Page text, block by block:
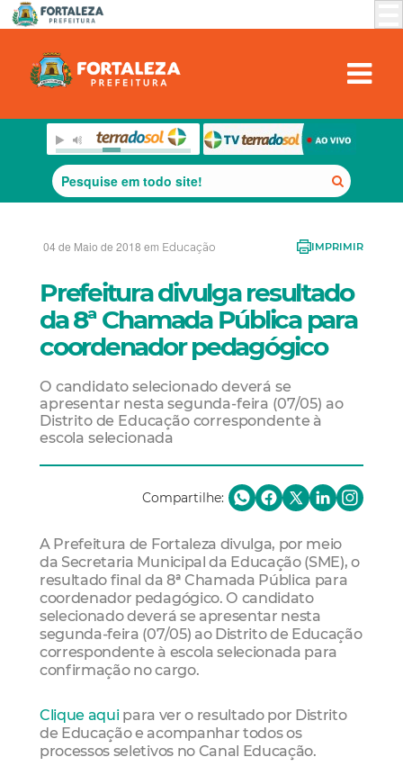
04 de Maio de 2018 em Educação IMPRIMIR
Prefeitura divulga resultado
da 8ª Chamada Pública para
coordenador pedagógico
O candidato selecionado deverá se
apresentar nesta segunda-feira (07/05) ao
Distrito de Educação correspondente à
escola selecionada
Compartilhe:
A Prefeitura de Fortaleza divulga, por meio
da Secretaria Municipal da Educação (SME), o
resultado final da 8ª Chamada Pública para
coordenador pedagógico. O candidato
selecionado deverá se apresentar nesta
segunda-feira (07/05) ao Distrito de Educação
correspondente à escola selecionada para
confirmação no cargo.
Clique aquipara ver o resultado por Distrito
de Educação e acompanhar todos os
processos seletivos no Canal Educação.